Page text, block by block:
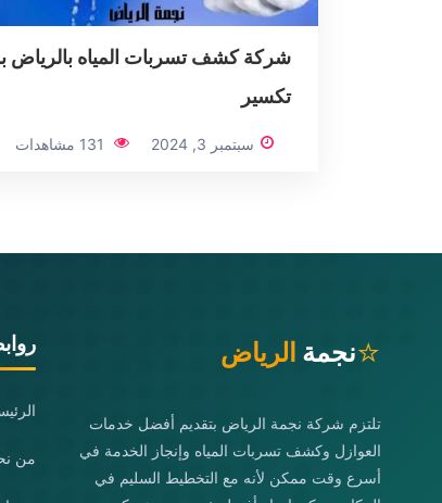
شركة كشف تسربات المياه بالرياض
تكسير
سبتمبر 3, 2024 131 مشاهدات
⭐نجمة الرياض
تلتزم شركة نجمة الرياض بتقديم أفضل خدمات
العوازل وكشف تسربات المياه وإنجاز الخدمة في
أسرع وقت ممكن لأنه مع التخطيط السليم في
من